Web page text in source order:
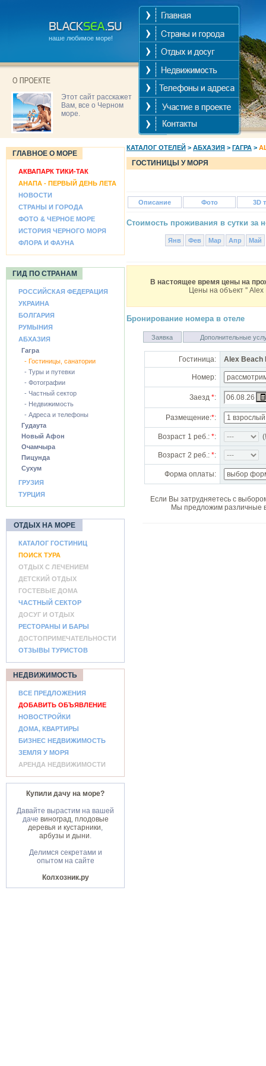
наше любимое море!
Этот сайт расскажет
Вам, все о Черном
море.
ГЛАВНОЕ О МОРЕ
АКВАПАРК ТИКИ-ТАК
АНАПА - ПЕРВЫЙ ДЕНЬ ЛЕТА
НОВОСТИ
СТРАНЫ И ГОРОДА
ФОТО & ЧЕРНОЕ МОРЕ
ИСТОРИЯ ЧЕРНОГО МОРЯ
ФЛОРА И ФАУНА
ГИД ПО СТРАНАМ
РОССИЙСКАЯ ФЕДЕРАЦИЯ
УКРАИНА
БОЛГАРИЯ
РУМЫНИЯ
АБХАЗИЯ
Гагра
- Гостиницы, санатории
- Туры и путевки
- Фотографии
- Частный сектор
- Недвижимость
- Адреса и телефоны
Гудаута
Новый Афон
Очамчыра
Пицунда
Сухум
ГРУЗИЯ
ТУРЦИЯ
ОТДЫХ НА МОРЕ
КАТАЛОГ ГОСТИНИЦ
ПОИСК ТУРА
ОТДЫХ С ЛЕЧЕНИЕМ
ДЕТСКИЙ ОТДЫХ
ГОСТЕВЫЕ ДОМА
ЧАСТНЫЙ СЕКТОР
ДОСУГ И ОТДЫХ
РЕСТОРАНЫ И БАРЫ
ДОСТОПРИМЕЧАТЕЛЬНОСТИ
ОТЗЫВЫ ТУРИСТОВ
НЕДВИЖИМОСТЬ
ВСЕ ПРЕДЛОЖЕНИЯ
ДОБАВИТЬ ОБЪЯВЛЕНИЕ
НОВОСТРОЙКИ
ДОМА, КВАРТИРЫ
БИЗНЕС НЕДВИЖИМОСТЬ
ЗЕМЛЯ У МОРЯ
АРЕНДА НЕДВИЖИМОСТИ
Купили дачу на море?
Давайте вырастим на вашей
даче виноград, плодовые
деревья и кустарники,
арбузы и дыни.
Делимся секретами и
опытом на сайте
Колхозник.ру
КАТАЛОГ ОТЕЛЕЙ > АБХАЗИЯ > ГАГРА >
ГОСТИНИЦЫ У МОРЯ
Описание Фото 3D
Стоимость проживания в сутки за
Янв Фев Мар Апр Май
В настоящее время цены на
Цены на объект '' Alex
Бронирование номера в отеле
Заявка Дополнительные
Гостиница: Alex Beach
Номер:
Заезд *:
Размещение:*:
Возраст 1 реб.: *:
Возраст 2 реб.: *:
Форма оплаты:
Если Вы затрудняетесь с
Мы предложим различные